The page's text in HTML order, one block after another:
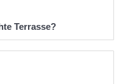
Terrasse?